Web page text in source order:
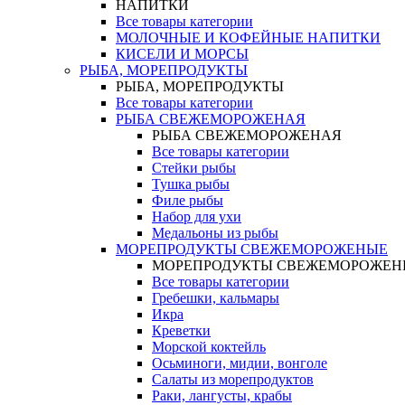
НАПИТКИ
Все товары категории
МОЛОЧНЫЕ И КОФЕЙНЫЕ НАПИТКИ
КИСЕЛИ И МОРСЫ
РЫБА, МОРЕПРОДУКТЫ
РЫБА, МОРЕПРОДУКТЫ
Все товары категории
РЫБА СВЕЖЕМОРОЖЕНАЯ
РЫБА СВЕЖЕМОРОЖЕНАЯ
Все товары категории
Стейки рыбы
Тушка рыбы
Филе рыбы
Набор для ухи
Медальоны из рыбы
МОРЕПРОДУКТЫ СВЕЖЕМОРОЖЕНЫЕ
МОРЕПРОДУКТЫ
Все товары категории
Гребешки, кальмары
Икра
Креветки
Морской коктейль
Осьминоги, мидии, вонголе
Салаты из морепродуктов
Раки, лангусты, крабы